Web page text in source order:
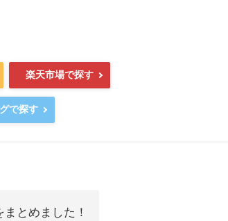
楽天市場で探す
で探す
とめました！